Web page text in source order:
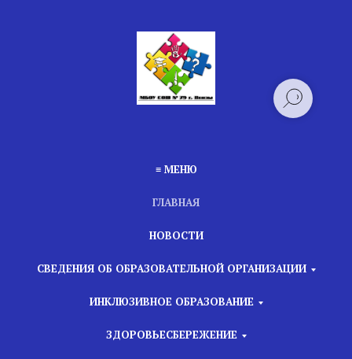
≡ МЕНЮ
ГЛАВНАЯ
НОВОСТИ
СВЕДЕНИЯ ОБ ОБРАЗОВАТЕЛЬНОЙ ОРГАНИЗАЦИИ
ИНКЛЮЗИВНОЕ ОБРАЗОВАНИЕ
ЗДОРОВЬЕСБЕРЕЖЕНИЕ